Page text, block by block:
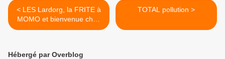
< LES Lardorg, la FRITE à
MOMO et bienvenue chez
les Chtis
TOTAL pollution >
Hébergé par Overblog